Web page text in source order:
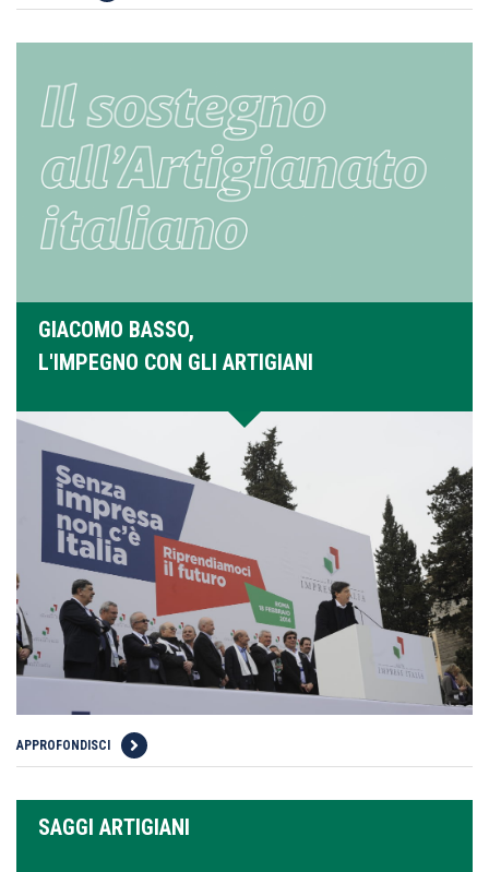
GIACOMO BASSO,
L'IMPEGNO CON GLI ARTIGIANI
APPROFONDISCI
SAGGI ARTIGIANI